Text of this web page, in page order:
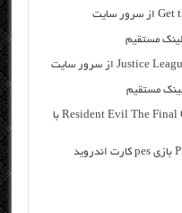
دانلود رایگان فیلم خارجی Resident Evil The Final Chapter 2017 با